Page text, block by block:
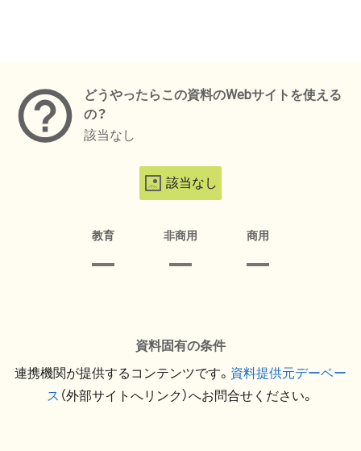
どうやったらこの資料のWebサイトを使える
の？
該当なし
該当なし
教育 非商用 商用
資料固有の条件
連携機関が提供するコンテンツです。 資料提供元デーベー
ス （外部サイトへリンク）へお問合せください。